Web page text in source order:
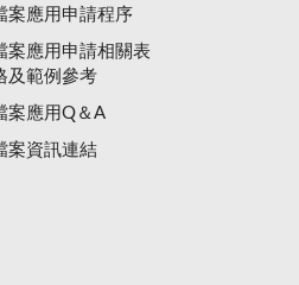
案應用申請程序
案應用申請相關表
及範例參考
案應用Q＆A
案資訊連結